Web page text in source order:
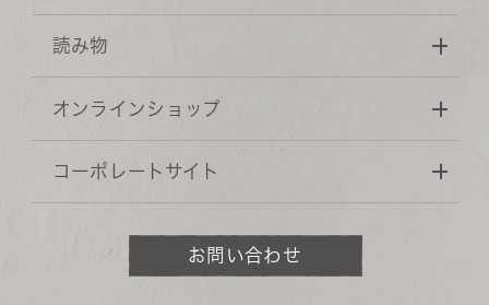
読み物
オンラインショップ
コーポレートサイト
お問い合わせ